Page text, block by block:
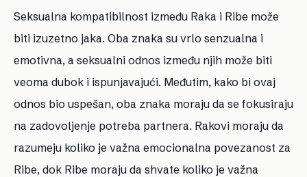
Seksualna kompatibilnost između Raka i Ribe može
biti izuzetno jaka. Oba znaka su vrlo senzualna i
emotivna, a seksualni odnos između njih može biti
veoma dubok i ispunjavajući. Međutim, kako bi ovaj
odnos bio uspešan, oba znaka moraju da se fokusiraju
na zadovoljenje potreba partnera. Rakovi moraju da
razumeju koliko je važna emocionalna povezanost za
Ribe, dok Ribe moraju da shvate koliko je važna